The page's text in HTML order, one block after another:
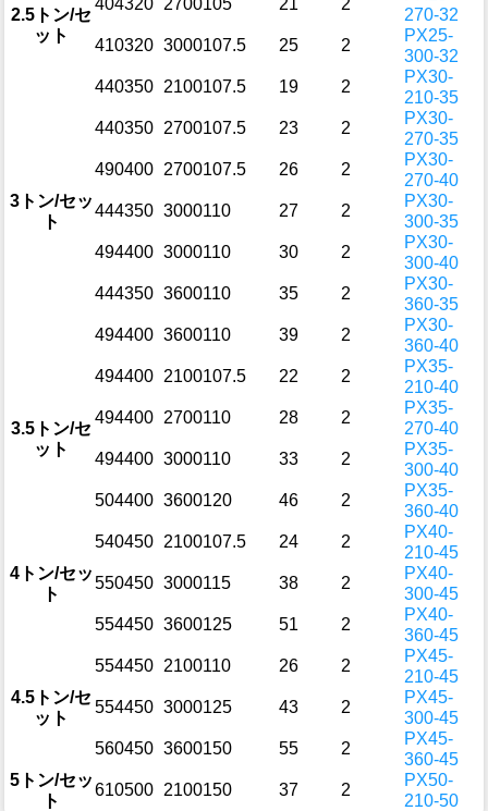
2.5トン/セ
ット
270-32
410320 3000107.5 25 2
PX25-
300-32
3トン/セッ
ト
440350 2100107.5 19 2
PX30-
210-35
440350 2700107.5 23 2
PX30-
270-35
490400 2700107.5 26 2
PX30-
270-40
444350 3000110 27 2
PX30-
300-35
494400 3000110 30 2
PX30-
300-40
444350 3600110 35 2
PX30-
360-35
494400 3600110 39 2
PX30-
360-40
3.5トン/セ
ット
494400 2100107.5 22 2
PX35-
210-40
494400 2700110 28 2
PX35-
270-40
494400 3000110 33 2
PX35-
300-40
504400 3600120 46 2
PX35-
360-40
4トン/セッ
ト
540450 2100107.5 24 2
PX40-
210-45
550450 3000115 38 2
PX40-
300-45
554450 3600125 51 2
PX40-
360-45
4.5トン/セ
ット
554450 2100110 26 2
PX45-
210-45
554450 3000125 43 2
PX45-
300-45
560450 3600150 55 2
PX45-
360-45
5トン/セッ
ト
610500 2100150 37 2
PX50-
210-50